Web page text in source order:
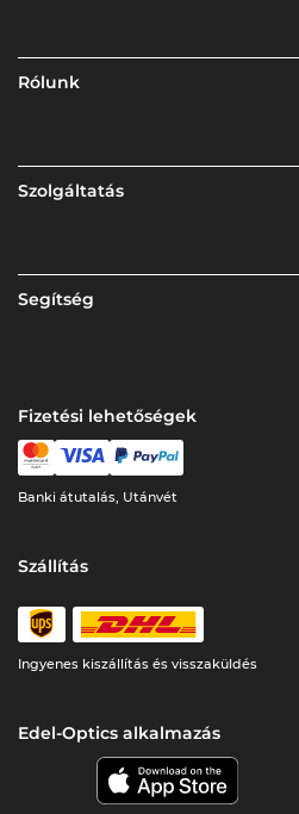
Rólunk
Szolgáltatás
Segítség
Fizetési lehetőségek
Banki átutalás, Utánvét
Szállítás
Ingyenes kiszállítás és visszaküldés
Edel-Optics alkalmazás